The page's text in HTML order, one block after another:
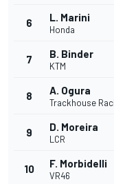
6 L. Marini
Honda
7 B. Binder
KTM
8 A. Ogura
Trackhouse
9 D. Moreira
LCR
10 F. Morbidelli
VR46